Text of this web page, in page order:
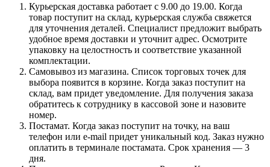
Курьерская доставка работает с 9.00 до 19.00. Когда
товар поступит на склад, курьерская служба свяжется
для уточнения деталей. Специалист предложит выбрать
удобное время доставки и уточнит адрес. Осмотрите
упаковку на целостность и соответствие указанной
комплектации.
Самовывоз из магазина. Список торговых точек для
выбора появится в корзине. Когда заказ поступит на
склад, вам придет уведомление. Для получения заказа
обратитесь к сотруднику в кассовой зоне и назовите
номер.
Постамат. Когда заказ поступит на точку, на ваш
телефон или e-mail придет уникальный код. Заказ нужно
оплатить в терминале постамата. Срок хранения — 3
дня.